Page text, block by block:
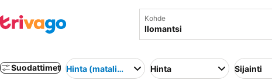
Kohde
Suodattimet Hinta (matalimmasta korkeimpaan)
Hinta Sijainti